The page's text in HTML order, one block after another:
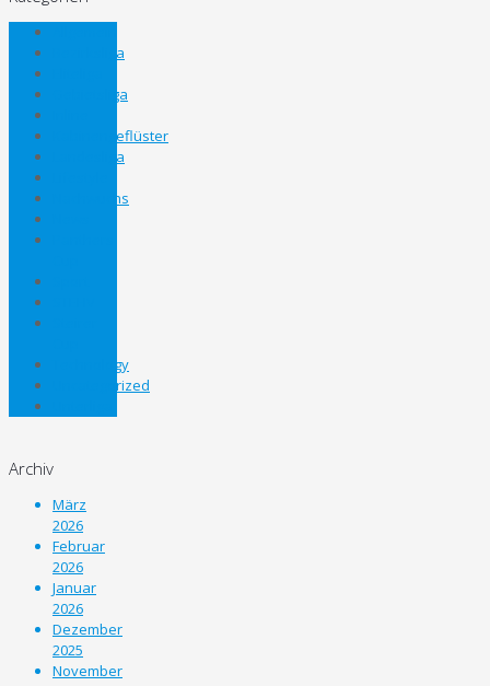
Bezirksliga
Gebietsliga
Kabinengeflüster
Landesliga
Nachwuchs
Technology
Uncategorized
Archiv
März
2026
Februar
2026
Januar
2026
Dezember
2025
November